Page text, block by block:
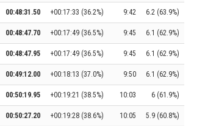
00:48:31.50 +00:17:33 (36.2%) 9:42 6.2 (63.9%)
00:48:47.70 +00:17:49 (36.5%) 9:45 6.1 (62.9%)
00:48:47.95 +00:17:49 (36.5%) 9:45 6.1 (62.9%)
00:49:12.00 +00:18:13 (37.0%) 9:50 6.1 (62.9%)
00:50:19.95 +00:19:21 (38.5%) 10:03 6 (61.9%)
00:50:27.20 +00:19:28 (38.6%) 10:05 5.9 (60.8%)